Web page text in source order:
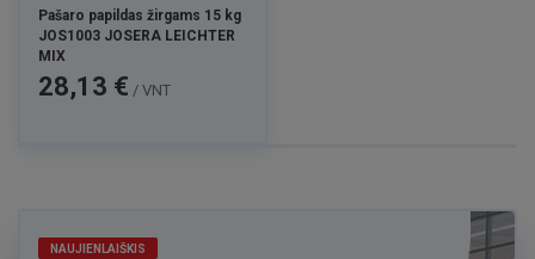
Pašaro papildas žirgams 15 kg
JOS1003 JOSERA LEICHTER
MIX
Kaina
28,13 € / VNT
NAUJIENLAIŠKIS